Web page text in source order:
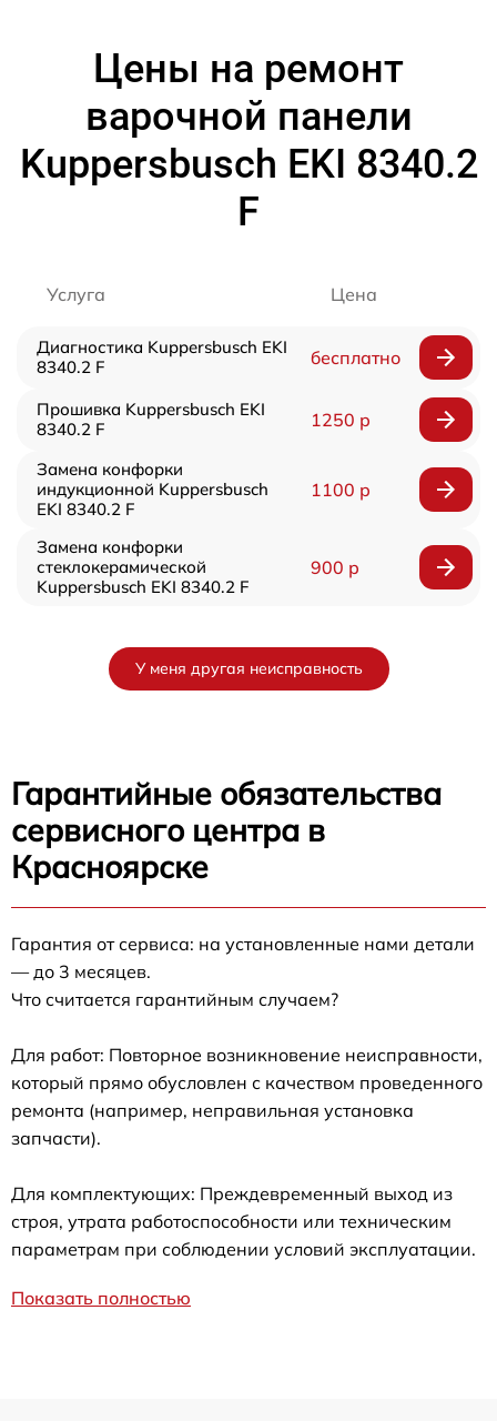
Цены на ремонт
варочной панели
Kuppersbusch EKI 8340.2
F
Услуга Цена
Диагностика Kuppersbusch EKI
8340.2 F
бесплатно
Прошивка Kuppersbusch EKI
8340.2 F
1250 р
Замена конфорки
индукционной Kuppersbusch
EKI 8340.2 F
1100 р
Замена конфорки
стеклокерамической
Kuppersbusch EKI 8340.2 F
900 р
У меня другая неисправность
Гарантийные обязательства
сервисного центра в
Красноярске
Гарантия от сервиса: на установленные нами детали
— до 3 месяцев.
Что считается гарантийным случаем?
Для работ: Повторное возникновение неисправности,
который прямо обусловлен с качеством проведенного
ремонта (например, неправильная установка
запчасти).
Для комплектующих: Преждевременный выход из
строя, утрата работоспособности или техническим
параметрам при соблюдении условий эксплуатации.
Показать полностью